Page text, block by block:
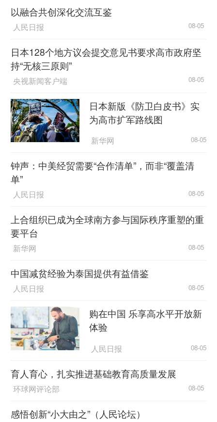
以融合共创深化交流互鉴
人民日报 08-05
日本128个地方议会提交意见书要求高市政府坚
持“无核三原则”
央视新闻客户端 08-05
日本新版《防卫白皮书》实
为高市扩军路线图
新华网 08-05
钟声：中美经贸需要“合作清单”，而非“覆盖清
单”
人民日报 08-05
上合组织已成为全球南方参与国际秩序重塑的重
要平台
新华网 08-05
中国减贫经验为泰国提供有益借鉴
人民日报 08-05
购在中国 乐享高水平开放新
体验
人民日报 08-05
育人育心，扎实推进基础教育高质量发展
环球网评论部 08-05
感悟创新“小大由之”（人民论坛）